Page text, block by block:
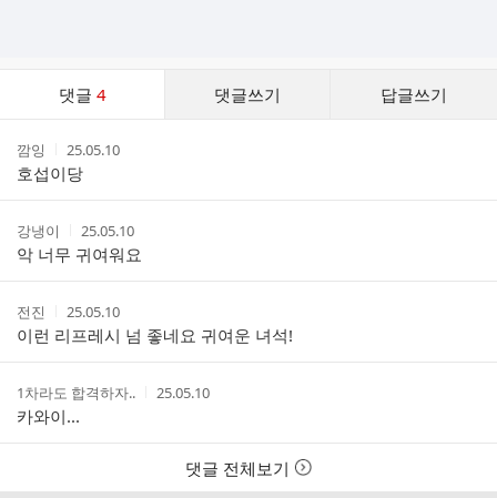
댓글 4 댓글쓰기 답글쓰기
스
작
성
자
깜잉
작
성
시
간
25.05.10
호섭이당
작
성
자
강냉이
작
성
시
간
25.05.10
악 너무 귀여워요
작
성
자
전진
작
성
시
간
25.05.10
이런 리프레시 넘 좋네요 귀여운 녀석!
작
성
자
1차라도 합격하자..
작
간
25.05.10
카와이...
댓글 전체보기